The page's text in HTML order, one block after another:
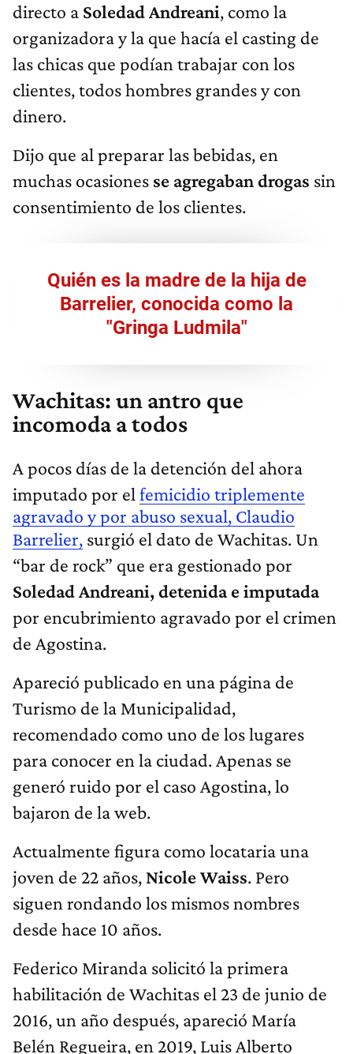
directo a Soledad Andreani, como la
organizadora y la que hacía el casting de
las chicas que podían trabajar con los
clientes, todos hombres grandes y con
dinero.
Dijo que al preparar las bebidas, en
muchas ocasiones se agregaban drogas sin
consentimiento de los clientes.
Quién es la madre de la hija de
Barrelier, conocida como la
"Gringa Ludmila"
Wachitas: un antro que
incomoda a todos
A pocos días de la detención del ahora
imputado por el femicidio triplemente
agravado y por abuso sexual, Claudio
Barrelier, surgió el dato de Wachitas. Un
“bar de rock” que era gestionado por
Soledad Andreani, detenida e imputada
por encubrimiento agravado por el crimen
de Agostina.
Apareció publicado en una página de
Turismo de la Municipalidad,
recomendado como uno de los lugares
para conocer en la ciudad. Apenas se
generó ruido por el caso Agostina, lo
bajaron de la web.
Actualmente figura como locataria una
joven de 22 años, Nicole Waiss. Pero
siguen rondando los mismos nombres
desde hace 10 años.
Federico Miranda solicitó la primera
habilitación de Wachitas el 23 de junio de
2016, un año después, apareció María
Belén Regueira, en 2019, Luis Alberto